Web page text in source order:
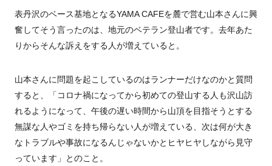
表丹沢のベース基地となるYAMA CAFEを麓で営む山本さんに興
奮してそう言ったのは、地元のベテラン登山者です。去年あた
りからそんな訴えをする人が増えていると。
山本さんに問題を起こしているのはランナーだけなのかと質問
すると、「コロナ禍になってから初めての登山する人も沢山訪
れるようになって、午後の遅い時間から山頂を目指そうとする
無謀な人やゴミを持ち帰らない人が増えている、次は何が大き
なトラブルや事故になるんじゃないかとヒヤヒヤしながら見守
っています」とのこと。